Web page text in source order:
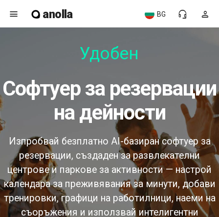
menu anolla person
headset_mic
BG
Удобен
софтуер за резервации
на дейности
Изпробвай безплатно AI-базиран софтуер за
резервации, създаден за развлекателни
центрове и паркове за активности — настрой
календара за преживявания за минути, добави
тренировки, графици на работилници, наеми на
съоръжения и използвай интелигентни